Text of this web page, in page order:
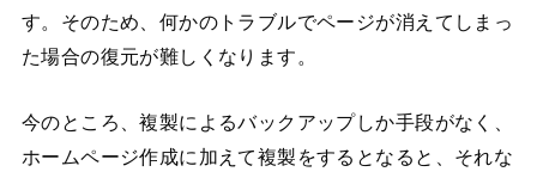
す。そのため、何かのトラブルでページが消えてしまっ
た場合の復元が難しくなります。
今のところ、複製によるバックアップしか手段がなく、
ホームページ作成に加えて複製をするとなると、それな